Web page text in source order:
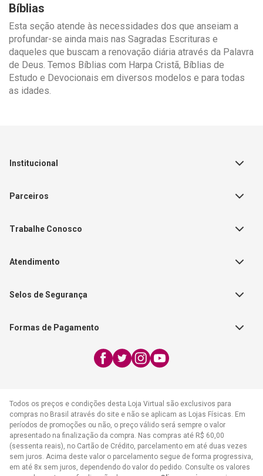
Bíblias
Esta seção atende às necessidades dos que anseiam a
profundar-se ainda mais nas Sagradas Escrituras e
daqueles que buscam a renovação diária através da Palavra
de Deus. Temos Bíblias com Harpa Cristã, Bíblias de
Estudo e Devocionais em diversos modelos e para todas
as idades.
Institucional
Sobre a Empresa
Política de Vendas
Catálogos de Produtos
Parceiros
Teste Maeztra
Editorial Patmos
FAECAD
Trabalhe Conosco
Fale Conosco
Nossas Lojas
Atendimento
17:30h
WhatsApp:
atendimento@cpad.com.br
Selos de Segurança
Formas de Pagamento
Todos os preços e condições desta Loja Virtual são exclusivos para
compras no Brasil através do site e não se aplicam as Lojas Físicas. Em
períodos de promoções ou não, o preço válido será sempre o valor
apresentado na finalização da compra. Nas compras até R$ 60,00
(sessenta reais), no Cartão de Crédito, parcelamento em até duas vezes
sem juros. Acima deste valor o parcelamento segue de forma progressiva,
em até 8x sem juros, dependendo do valor do pedido. Consulte os valores